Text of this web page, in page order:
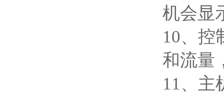
机会显
10、控
和流量
11、主